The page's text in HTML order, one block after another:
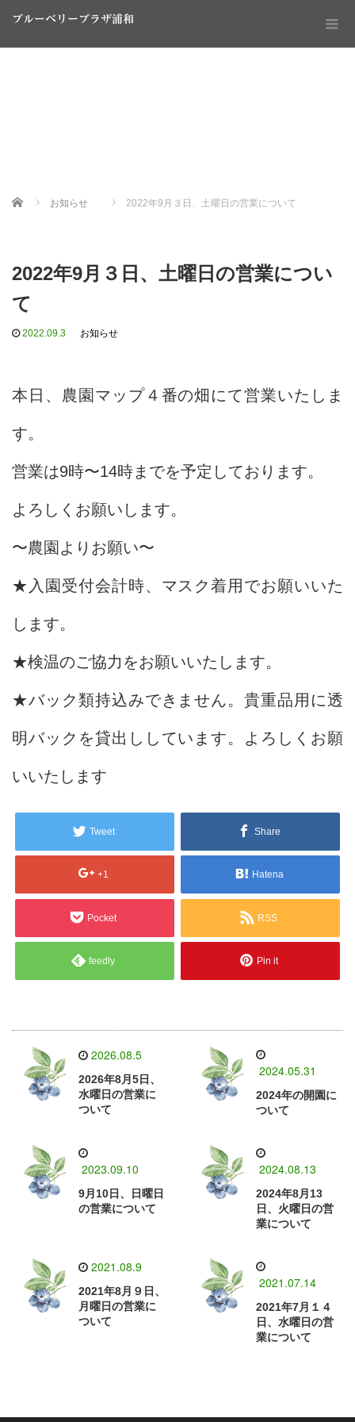
ブルーベリープラザ浦和
Home お知らせ 2022年9月３日、土曜日の営業について
2022年9月３日、土曜日の営業につい
て
2022.09.3 お知らせ
本日、農園マップ４番の畑にて営業いたしま
す。
営業は9時〜14時までを予定しております。
よろしくお願いします。
〜農園よりお願い〜
★入園受付会計時、マスク着用でお願いいた
します。
★検温のご協力をお願いいたします。
★バック類持込みできません。貴重品用に透
明バックを貸出ししています。よろしくお願
いいたします
Tweet Share
+1 Hatena
Pocket RSS
feedly Pin it
2026.08.5
2026年8月5日、
水曜日の営業に
ついて
2024.05.31
2024年の開園に
ついて
2023.09.10
9月10日、日曜日
の営業について
2024.08.13
2024年8月13
日、火曜日の営
業について
2021.08.9
2021年8月９日、
月曜日の営業に
ついて
2021.07.14
2021年7月１４
日、水曜日の営
業について